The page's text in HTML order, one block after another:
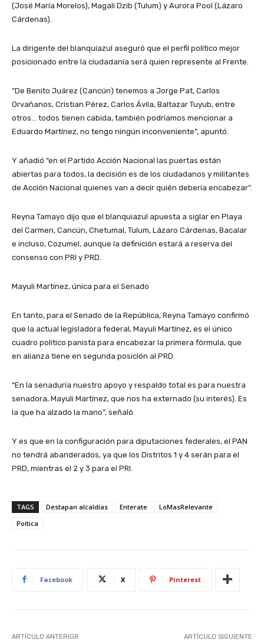
(José María Morelos), Magali Dzib (Tulum) y Aurora Pool (Lázaro
Cárdenas).
La dirigente del blanquiazul aseguró que el perfil político mejor
posicionado entre la ciudadanía será quien represente al Frente.
“De Benito Juárez (Cancún) tenemos a Jorge Pat, Carlos
Orvañanos, Cristian Pérez, Carlos Ávila, Baltazar Tuyub, entre
otros… todos tienen cabida, también podríamos mencionar a
Eduardo Martínez, no tengo ningún inconveniente”, apuntó.
Y añadió “en el Partido Acción Nacional las puertas están
abiertas para todos, la decisión es de los ciudadanos y militantes
de Acción Nacional quienes van a decir quién debería encabezar”.
Reyna Tamayo dijo que el blanquiazul apuesta a siglar en Playa
del Carmen, Cancún, Chetumal, Tulum, Lázaro Cárdenas, Bacalar
e incluso, Cozumel, aunque la definición estará a reserva del
consenso con PRI y PRD.
Mayuli Martínez, única para el Senado
En tanto, para el Senado de la República, Reyna Tamayo confirmó
que la actual legisladora federal, Mayuli Martínez, es el único
cuadro político panista para encabezar la primera fórmula, que
en alianza tiene en segunda posición al PRD.
“En la senaduría nuestro apoyo y respaldo total es para nuestra
senadora, Mayuli Martínez, que nos ha externado (su interés). Es
la que ha alzado la mano”, señaló.
Y es que en la configuración para diputaciones federales, el PAN
no tendrá abanderados, ya que los Distritos 1 y 4 serán para el
PRD, mientras el 2 y 3 para el PRI.
TAGS Destapan alcaldías Enterate
LoMasRelevante
Poítica
Facebook X Pinterest
ARTÍCULO ANTERIOR ARTÍCULO SIGUIENTE